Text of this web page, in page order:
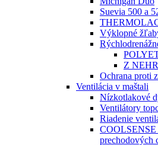
Suevia 500 a
Výklopné
Z
Ochrana proti
Ventilácia v maštali
Nízkotlakové
Ventilátory
Riadenie
COOLSENSE
prechodových